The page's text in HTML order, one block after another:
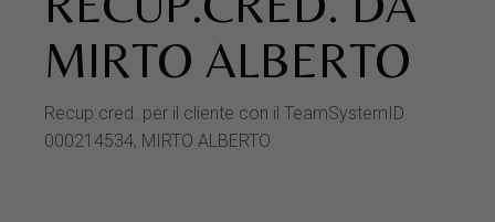
MIRTO ALBERTO
Recup.cred. per il cliente con il TeamSystemID
000214534, MIRTO ALBERTO